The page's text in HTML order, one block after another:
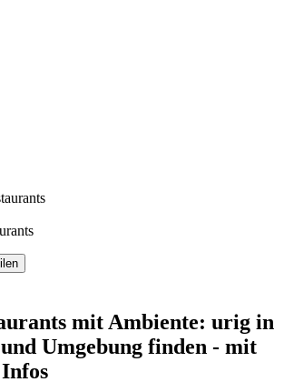
mit Ambiente: urig in
Umgebung finden - mit